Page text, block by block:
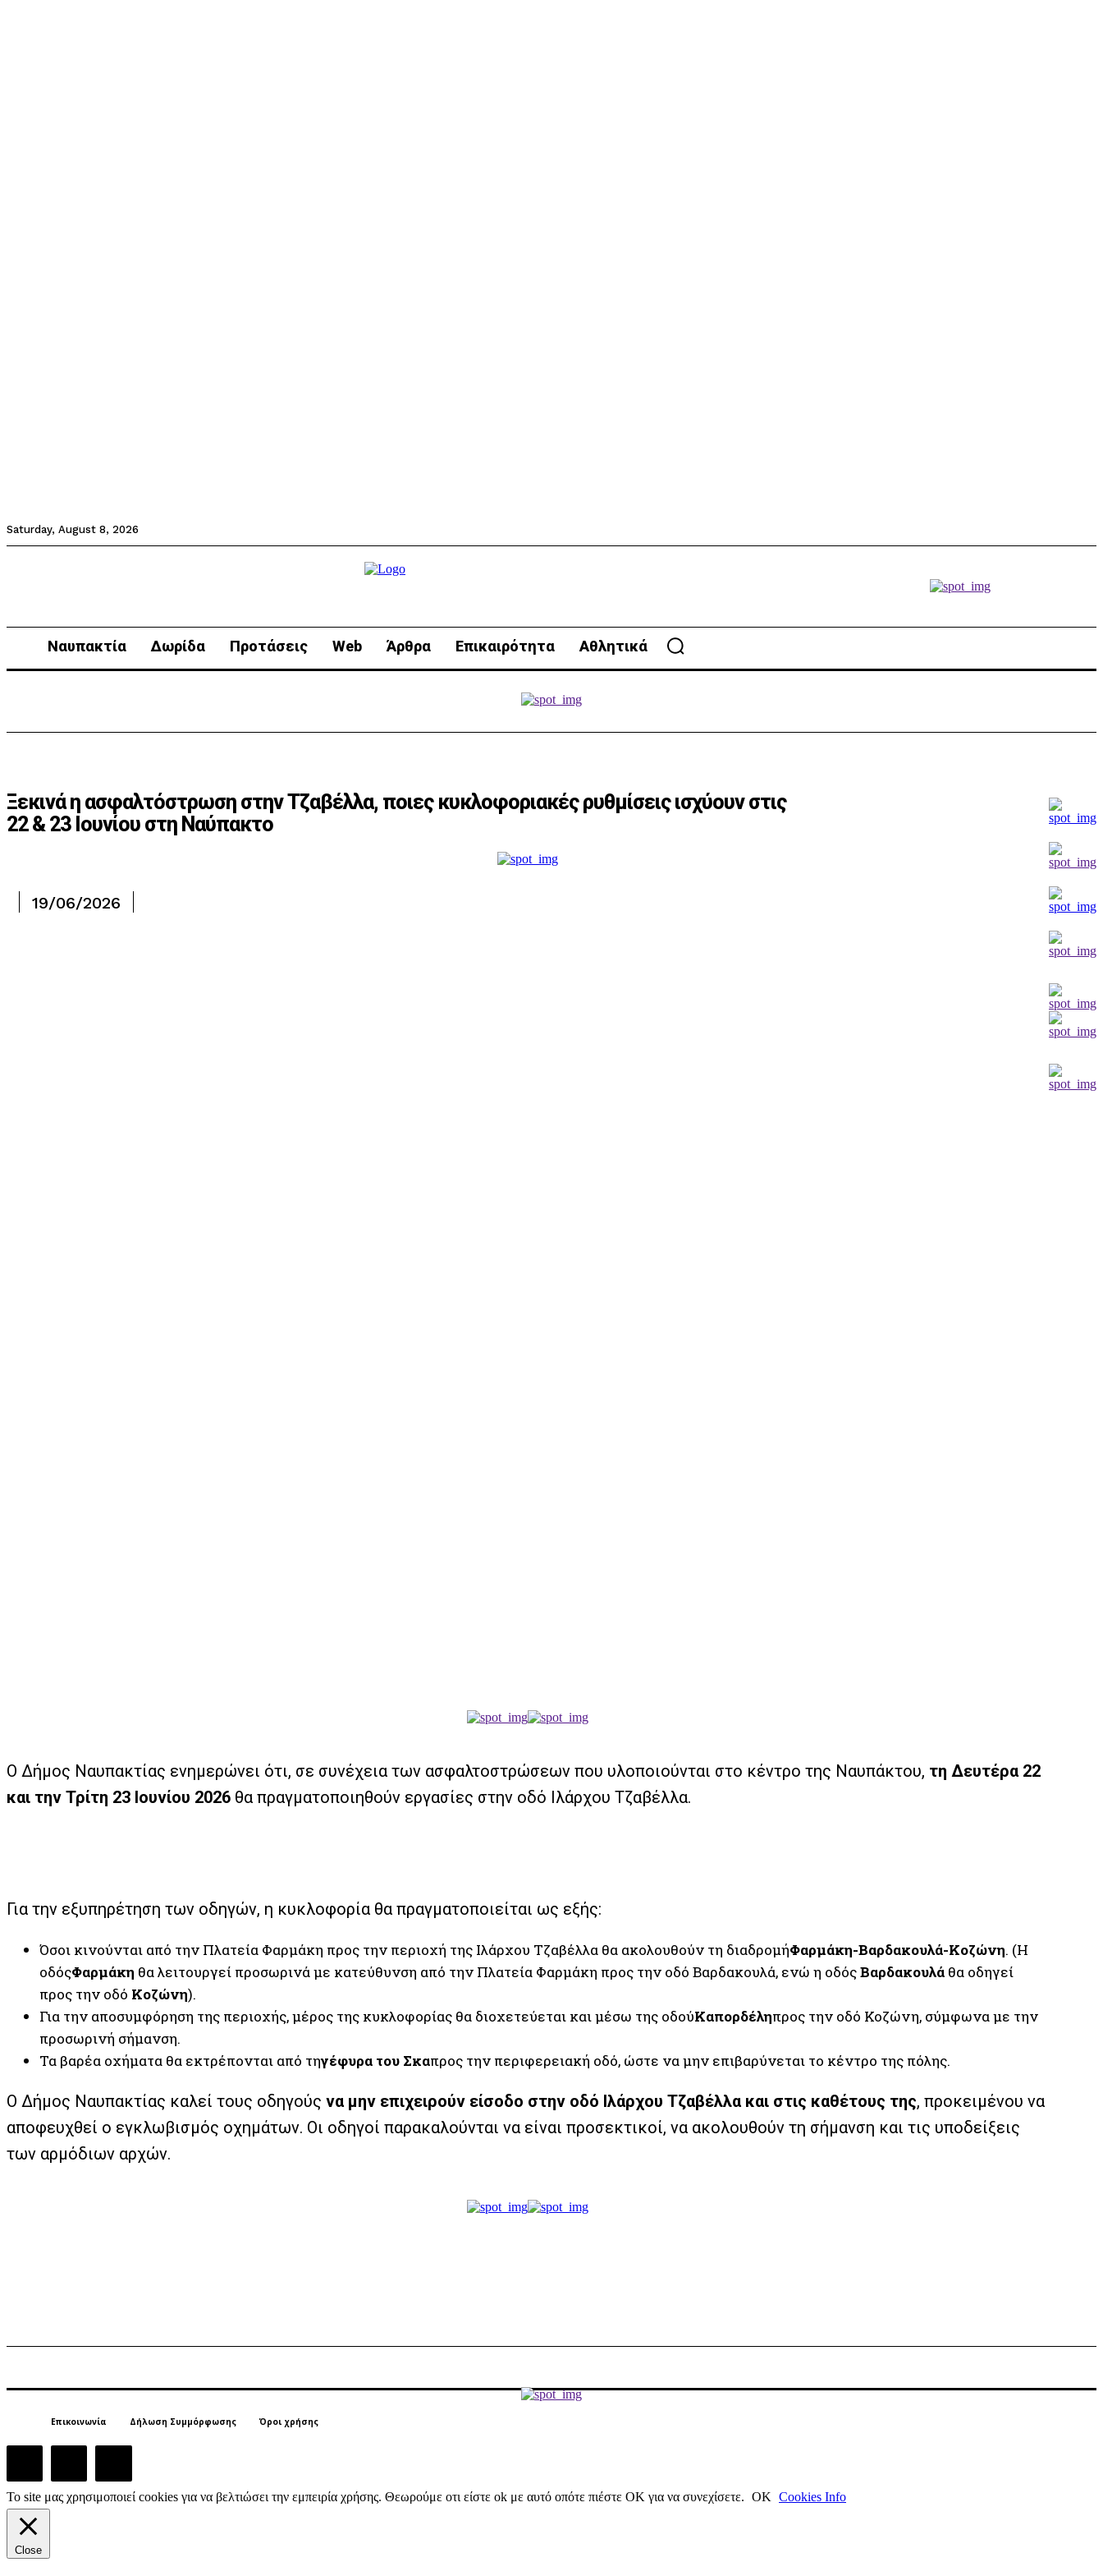
Saturday, August 8, 2026
Ναυπακτία Δωρίδα Προτάσεις Web Άρθρα Επικαιρότητα Αθλητικά
Ξεκινά η ασφαλτόστρωση στην Τζαβέλλα, ποιες κυκλοφοριακές ρυθμίσεις ισχύουν στις
22 & 23 Ιουνίου στη Ναύπακτο
19/06/2026
Ο Δήμος Ναυπακτίας ενημερώνει ότι, σε συνέχεια των ασφαλτοστρώσεων που υλοποιούνται στο κέντρο της Ναυπάκτου, τη Δευτέρα 22
και την Τρίτη 23 Ιουνίου 2026 θα πραγματοποιηθούν εργασίες στην οδό Ιλάρχου Τζαβέλλα.
Για την εξυπηρέτηση των οδηγών, η κυκλοφορία θα πραγματοποιείται ως εξής:
Όσοι κινούνται από την Πλατεία Φαρμάκη προς την περιοχή της Ιλάρχου Τζαβέλλα θα ακολουθούν τη διαδρομήΦαρμάκη-Βαρδακουλά-Κοζώνη. (Η
οδόςΦαρμάκη θα λειτουργεί προσωρινά με κατεύθυνση από την Πλατεία Φαρμάκη προς την οδό Βαρδακουλά, ενώ η οδόςΒαρδακουλά θα οδηγεί
προς την οδό Κοζώνη).
Για την αποσυμφόρηση της περιοχής, μέρος της κυκλοφορίας θα διοχετεύεται και μέσω της οδούΚαπορδέληπρος την οδό Κοζώνη, σύμφωνα με την
προσωρινή σήμανση.
Τα βαρέα οχήματα θα εκτρέπονται από τηγέφυρα του Σκαπρος την περιφερειακή οδό, ώστε να μην επιβαρύνεται το κέντρο της πόλης.
Ο Δήμος Ναυπακτίας καλεί τους οδηγούς να μην επιχειρούν είσοδο στην οδό Ιλάρχου Τζαβέλλα και στις καθέτους της, προκειμένου να
αποφευχθεί ο εγκλωβισμός οχημάτων. Οι οδηγοί παρακαλούνται να είναι προσεκτικοί, να ακολουθούν τη σήμανση και τις υποδείξεις
των αρμόδιων αρχών.
Επικοινωνία Δήλωση Συμμόρφωσης Όροι χρήσης
Το site μας χρησιμοποιεί cookies για να βελτιώσει την εμπειρία χρήσης. Θεωρούμε οτι είστε ok με αυτό οπότε πιέστε ΟΚ για να συνεχίσετε. ΟΚ Cookies Info
Close